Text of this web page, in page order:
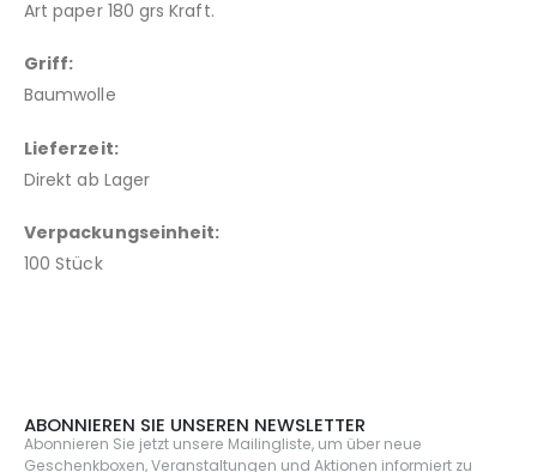
Art paper 180 grs Kraft.
Griff:
Baumwolle
Lieferzeit:
Direkt ab Lager
Verpackungseinheit:
100 Stück
ABONNIEREN SIE UNSEREN NEWSLETTER
Abonnieren Sie jetzt unsere Mailingliste, um über neue
Geschenkboxen, Veranstaltungen und Aktionen informiert zu